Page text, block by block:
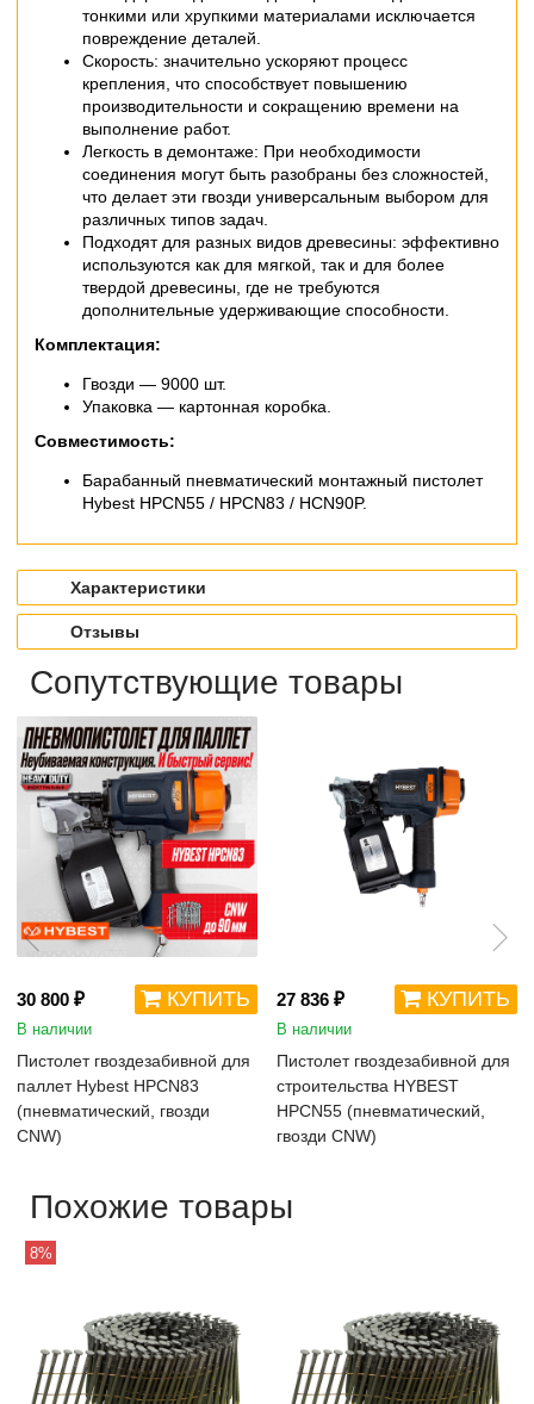
тонкими или хрупкими материалами исключается
повреждение деталей.
Скорость: значительно ускоряют процесс
крепления, что способствует повышению
производительности и сокращению времени на
выполнение работ.
Легкость в демонтаже: При необходимости
соединения могут быть разобраны без сложностей,
что делает эти гвозди универсальным выбором для
различных типов задач.
Подходят для разных видов древесины: эффективно
используются как для мягкой, так и для более
твердой древесины, где не требуются
дополнительные удерживающие способности.
Комплектация:
Гвозди — 9000 шт.
Упаковка — картонная коробка.
Совместимость:
Барабанный пневматический монтажный пистолет
Hybest HPCN55 / HPCN83 / HCN90P.
Характеристики
Отзывы
Сопутствующие товары
30 800 ₽ КУПИТЬ
В наличии
Пистолет гвоздезабивной для
паллет Hybest HPCN83
(пневматический, гвозди
CNW)
27 836 ₽ КУПИТЬ
В наличии
Пистолет гвоздезабивной для
строительства HYBEST
HPCN55 (пневматический,
гвозди CNW)
Похожие товары
8%